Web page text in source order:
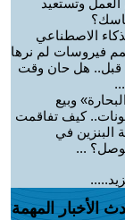
وتستعيد
الاصطناعي
فيروسات لم نرها
قبل.. هل حان وقت
وبيع
كيف تفاقمت
البنزين في
...
الأخبار المهمة